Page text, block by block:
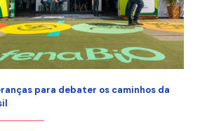
para debater os caminhos da